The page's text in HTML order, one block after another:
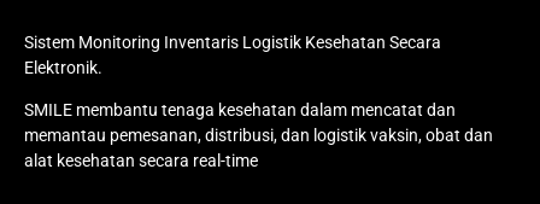
Sistem Monitoring Inventaris Logistik Kesehatan Secara
Elektronik.
SMILE membantu tenaga kesehatan dalam mencatat dan
memantau pemesanan, distribusi, dan logistik vaksin, obat dan
alat kesehatan secara real-time